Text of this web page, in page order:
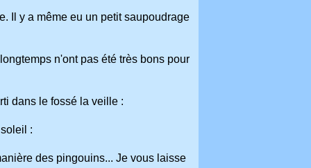
Il y a même eu un petit saupoudrage
n'ont pas été très bons pour
dans le fossé la veille :
:
des pingouins... Je vous laisse